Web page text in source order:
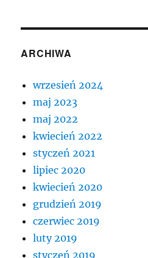
ARCHIWA
wrzesień 2024
maj 2023
maj 2022
kwiecień 2022
styczeń 2021
lipiec 2020
kwiecień 2020
grudzień 2019
czerwiec 2019
luty 2019
styczeń 2019